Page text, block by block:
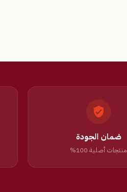
ضمان الجودة
منتجات أصلية 100%